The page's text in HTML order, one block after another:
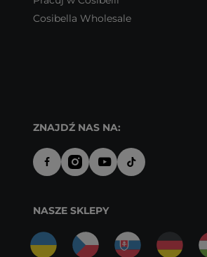
Cosibella Wholesale
ZNAJDŹ NAS NA:
NASZE SKLEPY